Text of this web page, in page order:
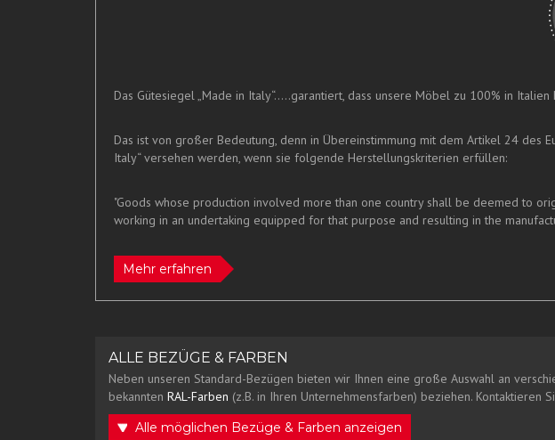
Das Gütesiegel „Made in Italy“.....garantiert, dass unsere Möbel zu 100% in
Das ist von großer Bedeutung, denn in Übereinstimmung mit dem Artikel 24 des
Italy“ versehen werden, wenn sie folgende Herstellungskriterien erfüllen:
"Goods whose production involved more than one country shall be deemed to
working in an undertaking equipped for that purpose and resulting in the
Mehr erfahren
ALLE BEZÜGE & FARBEN
Neben unseren Standard-Bezügen bieten wir Ihnen eine große Auswahl an
bekannten RAL-Farben (z.B. in Ihren Unternehmensfarben) beziehen.
Alle möglichen Bezüge & Farben anzeigen